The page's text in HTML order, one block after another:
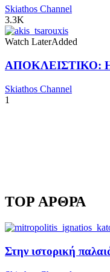
Skiathos Channel
3.3K
Watch LaterAdded
ΑΠΟΚΛΕΙΣΤΙΚΟ: Η
Skiathos Channel
1
TOP ΑΡΘΡΑ
Στην ιστορική